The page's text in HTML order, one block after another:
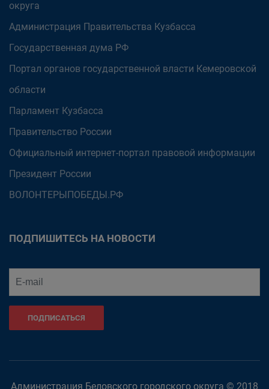
округа
Администрация Правительства Кузбасса
Государственная дума РФ
Портал органов государственной власти Кемеровской
области
Парламент Кузбасса
Правительство России
Официальный интернет-портал правовой информации
Президент России
ВОЛОНТЕРЫПОБЕДЫ.РФ
ПОДПИШИТЕСЬ НА НОВОСТИ
ПОДПИСАТЬСЯ
Администрация Беловского городского округа © 2018